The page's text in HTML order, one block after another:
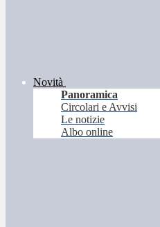
Novità
Panoramica
Circolari e Avvisi
Le notizie
Albo online